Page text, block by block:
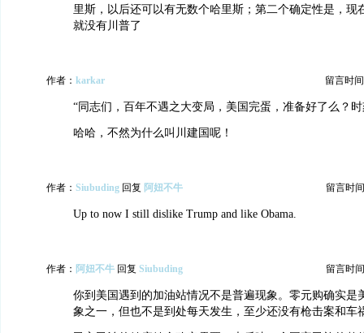
里斯，以后还可以有无数个哈里斯；第二个确定性是，现
就没有川普了
作者： karkar 留言时
“同志们，百年不遇之大变局，美国完蛋，准备好了么？
哈哈，不然为什么叫川建国呢！
作者： Siubuding 回复 阿妞不牛 留言时
Up to now I still dislike Trump and like Obama.
作者： 阿妞不牛 回复 Siubuding 留言时
你到美国遇到的加油站情况不是普遍现象。零元购确实是
象之一，但也不是到处每天发生，至少还没有枪击案和车